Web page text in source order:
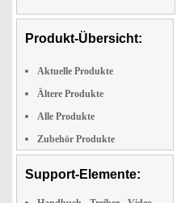
Produkt-Übersicht:
Aktuelle Produkte
Ältere Produkte
Alle Produkte
Zubehör Produkte
Support-Elemente: